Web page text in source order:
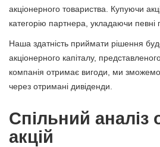
акціонерного товариства. Купуючи
категорію партнера, укладаючи певні
Наша здатність приймати рішення
акціонерного капіталу,
компанія отримає вигоди, ми
через отримані дивіденди.
Спільний аналіз
акцій